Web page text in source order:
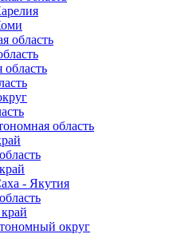
область
область
область
- Якутия
округ